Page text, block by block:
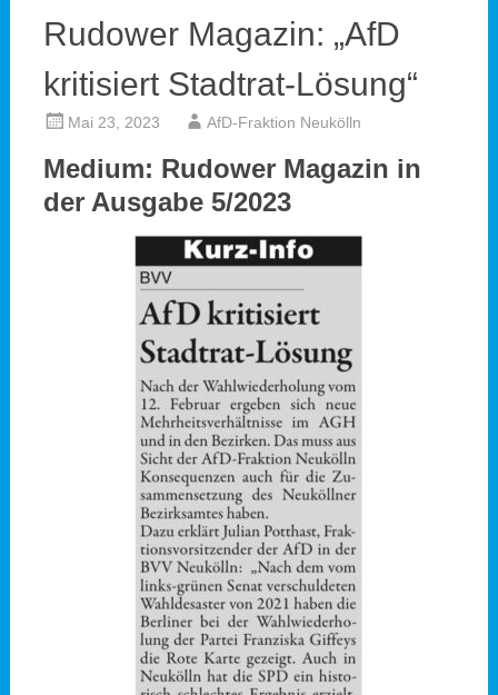
Rudower Magazin: „AfD
kritisiert Stadtrat-Lösung“
Mai 23, 2023 AfD-Fraktion Neukölln
Medium: Rudower Magazin in
der Ausgabe 5/2023